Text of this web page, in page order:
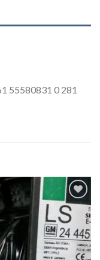
55580831 0 281
İstek
Listeme
Ekle